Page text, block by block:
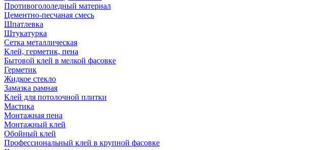
Противогололедный материал
Цементно-песчаная смесь
Шпатлевка
Штукатурка
Сетка металлическая
Клей, герметик, пена
Бытовой клей в мелкой фасовке
Герметик
Жидкое стекло
Замазка рамная
Клей для потолочной плитки
Мастика
Монтажная пена
Монтажный клей
Обойный клей
Профессиональный клей в крупной фасовке